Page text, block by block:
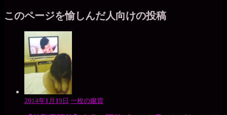
このページを愉しんだ人向けの投稿
2014年1月19日 一枚の銀貨